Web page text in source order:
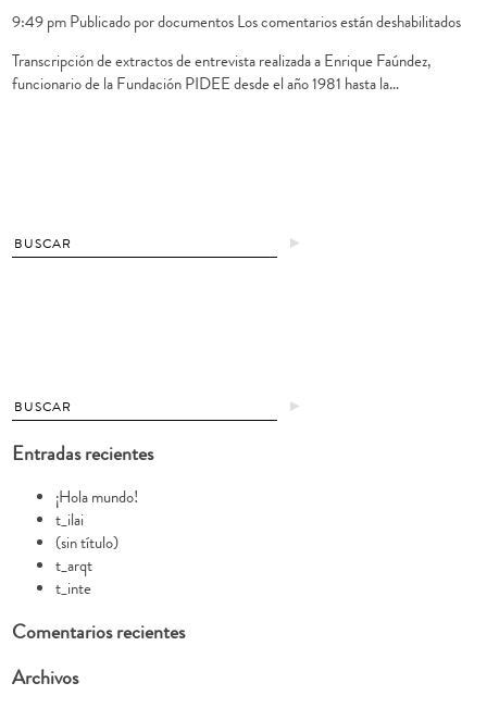
Chileno
Videoarte
y
9:49 pmPublicado pordocumentosLos comentarios están deshabilitadosen
Transcripción de extractos de entrevista realizada a Enrique Faúndez,
funcionario de la Fundación PIDEE desde el año 1981 hasta la…
►
►
Entradas recientes
¡Hola mundo!
t_ilai
(sin título)
t_arqt
t_inte
Comentarios recientes
Archivos